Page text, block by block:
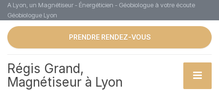
A Lyon, un Magnétiseur - Énergéticien - Géobiologue à votre écoute
Géobiologue Lyon
PRENDRE RENDEZ-VOUS
Régis Grand,
Magnétiseur à Lyon